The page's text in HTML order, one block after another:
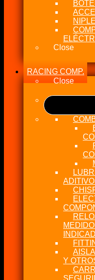
Close
RACING COMP.
Close
Y